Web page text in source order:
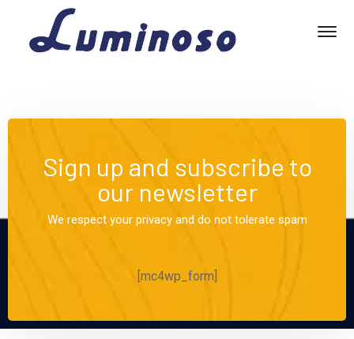
Sign up and subscribe to
our newsletter
We respect your privacy and do not tolerate spam
[mc4wp_form]